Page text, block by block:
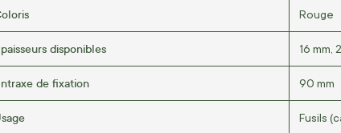
Rouge
disponibles 16 mm,
de fixation 90 mm
Fusils